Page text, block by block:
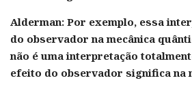
Alderman: Por exemplo, essa
do observador na mecânica
não é uma interpretação
efeito do observador significa na